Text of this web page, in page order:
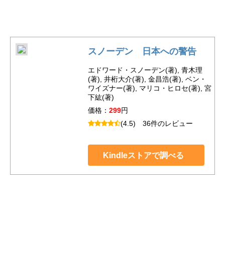
スノーデン 日本への警告
エドワード・スノーデン(著), 青木理
(著), 井桁大介(著), 金昌浩(著), ベン・
ワイズナー(著), マリコ・ヒロセ(著), 宮
下紘(著)
価格： 299円
(4.5) 36件のレビュー
Kindleストアで調べる